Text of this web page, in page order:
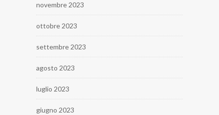
novembre 2023
ottobre 2023
settembre 2023
agosto 2023
luglio 2023
giugno 2023